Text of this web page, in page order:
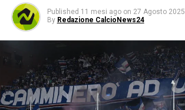
Published 11 mesi ago on 27 Agosto 2025
By Redazione CalcioNews24